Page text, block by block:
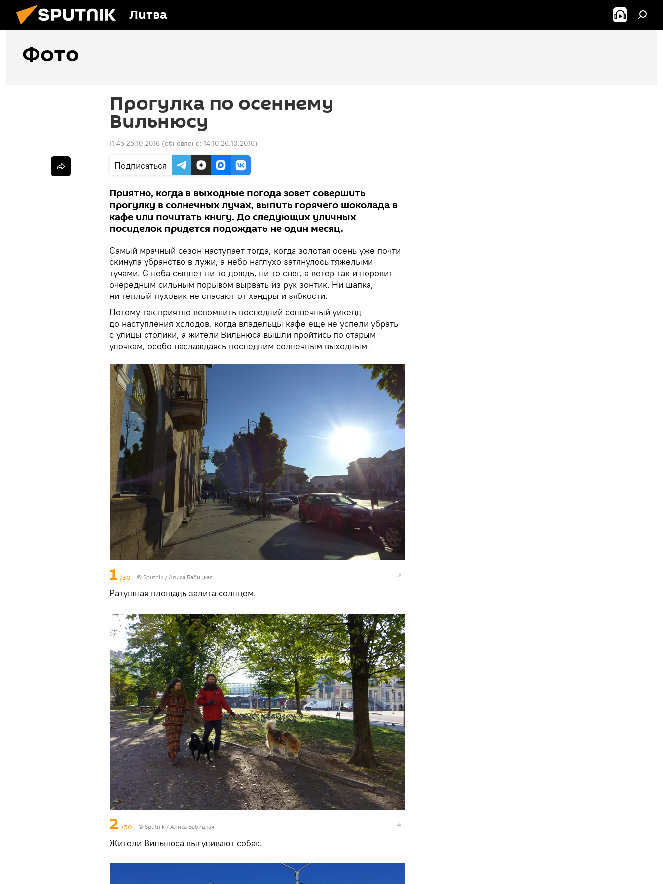
Литва
Фото
Прогулка по осеннему
Вильнюсу
11:45 25.10.2016 (обновлено: 14:10 26.10.2016)
Подписаться
Приятно, когда в выходные погода зовет совершить
прогулку в солнечных лучах, выпить горячего шоколада в
кафе или почитать книгу. До следующих уличных
посиделок придется подождать не один месяц.
Самый мрачный сезон наступает тогда, когда золотая осень уже почти
скинула убранство в лужи, а небо наглухо затянулось тяжелыми
тучами. С неба сыплет ни то дождь, ни то снег, а ветер так и норовит
очередным сильным порывом вырвать из рук зонтик. Ни шапка,
ни теплый пуховик не спасают от хандры и зябкости.
Потому так приятно вспомнить последний солнечный уикенд
до наступления холодов, когда владельцы кафе еще не успели убрать
с улицы столики, а жители Вильнюса вышли пройтись по старым
улочкам, особо наслаждаясь последним солнечным выходным.
1 /30 © Sputnik / Алиса Бабицкая
Ратушная площадь залита солнцем.
2 /30 © Sputnik / Алиса Бабицкая
Жители Вильнюса выгуливают собак.